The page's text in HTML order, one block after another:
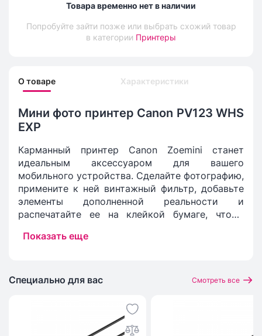
Товара временно нет в наличии
Попробуйте зайти позже или выбрать схожий товар
в категории Принтеры
О товаре Характеристики
Мини фото принтер Canon PV123 WHS
EXP
Карманный принтер Canon Zoemini станет
идеальным аксессуаром для вашего
мобильного устройства. Сделайте фотографию,
примените к ней винтажный фильтр, добавьте
элементы дополненной реальности и
распечатайте ее на клейкой бумаге, чтобы
моментах вашей жизни.
Показать еще
Специально для вас Смотреть все